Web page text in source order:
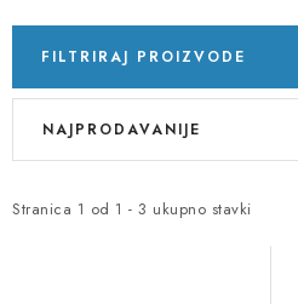
FILTRIRAJ PROIZVODE
P
i
Stranica 1 od 1 - 3 ukupno stavki
S
t
NAJPRODAVANIJE